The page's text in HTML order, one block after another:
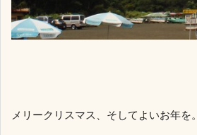
メリークリスマス、そしてよいお年を。